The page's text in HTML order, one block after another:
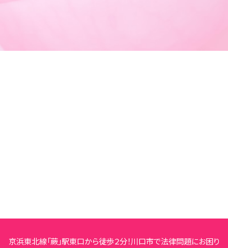
京浜東北線「蕨」駅東口から徒歩２分！川口市で法律問題にお困り